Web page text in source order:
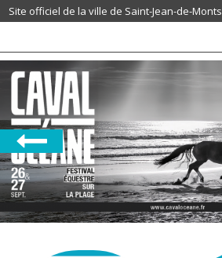
Site officiel de la ville de Saint-Jean-de-Monts